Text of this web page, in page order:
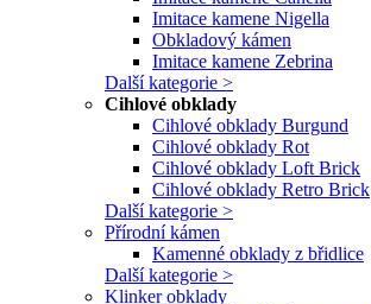
Imitace kamene Nigella
Obkladový kámen
Imitace kamene Zebrina
Další kategorie >
Cihlové obklady
Cihlové obklady Burgund
Cihlové obklady Rot
Cihlové obklady Loft Brick
Cihlové obklady Retro Brick
Další kategorie >
Přírodní kámen
Kamenné obklady z břidlice
Další kategorie >
Klinker obklady